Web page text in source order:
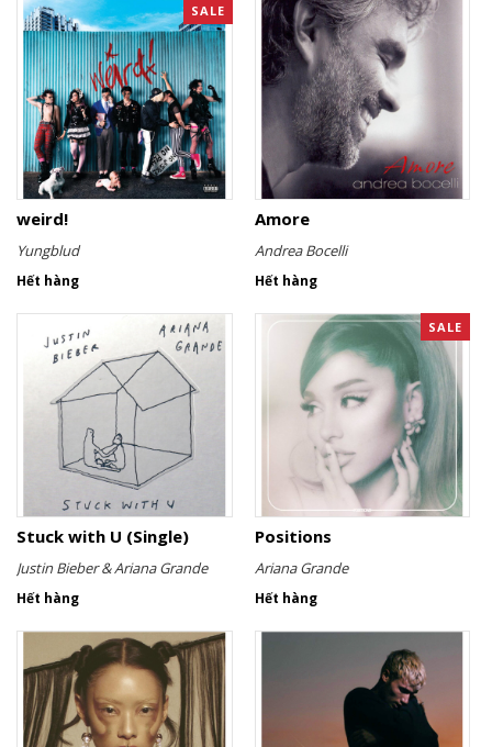
SALE
weird!
Yungblud
Hết hàng
Amore
Andrea Bocelli
Hết hàng
Stuck with U (Single)
Justin Bieber & Ariana Grande
Hết hàng
SALE
Positions
Ariana Grande
Hết hàng